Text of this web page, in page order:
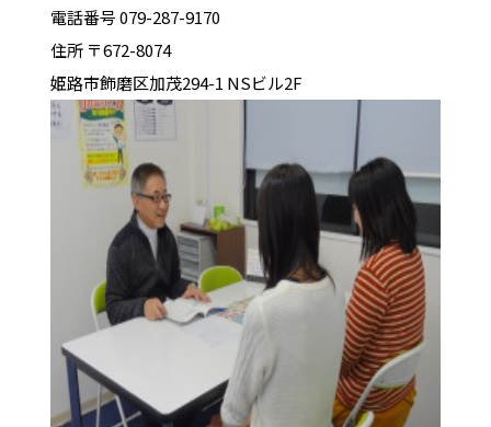
電話番号 079-287-9170
住所 〒672-8074
姫路市飾磨区加茂294-1 NSビル2F